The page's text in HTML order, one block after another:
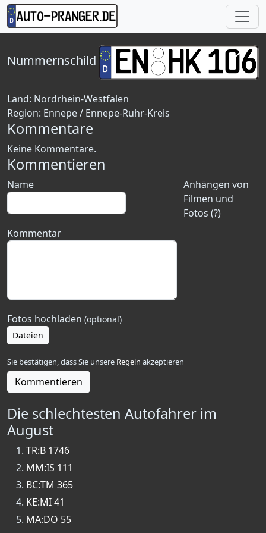
Nummernschild
Land: Nordrhein-Westfalen
Region: Ennepe / Ennepe-Ruhr-Kreis
Kommentare
Keine Kommentare.
Kommentieren
Anhängen von
Filmen und
Fotos (?)
Name
Kommentar
Fotos hochladen (optional)
Dateien
Sie bestätigen, dass Sie unsere Regeln akzeptieren
Kommentieren
Die schlechtesten Autofahrer im
August
TR:B 1746
MM:IS 111
BC:TM 365
KE:MI 41
MA:DO 55